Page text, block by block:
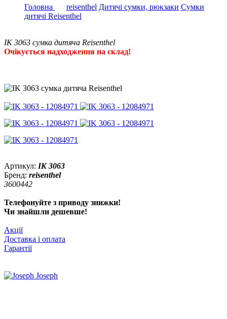
Головна
reisenthel Дитячі сумки, рюкзаки Сумки
дитячі Reisenthel
IK 3063 сумка дитяча Reisenthel
Очікується надходження на склад!
Артикул: IK 3063
Бренд: reisenthel
3600442
Телефонуйте з приводу знижки!
Чи знайшли дешевше!
Акції
Доставка і оплата
Гарантії